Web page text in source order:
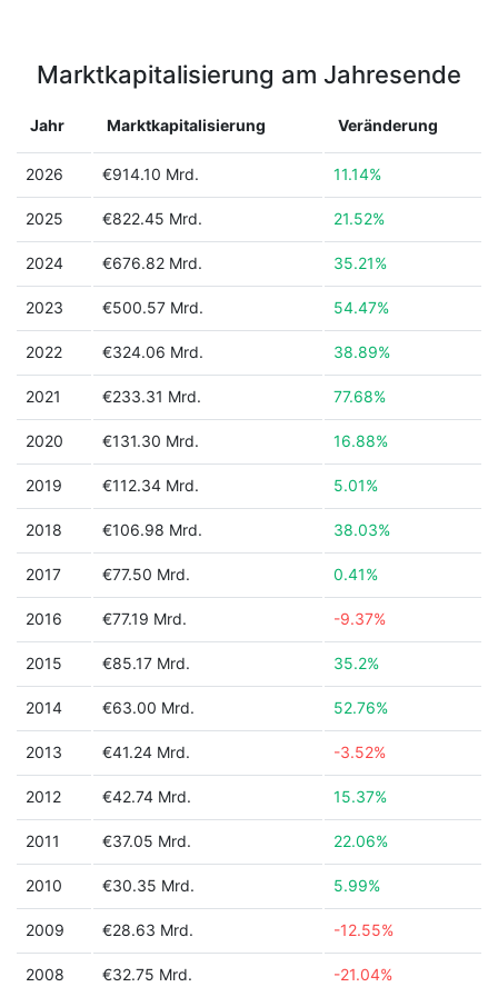
Marktkapitalisierung am Jahresende
Jahr Marktkapitalisierung Veränderung
2026 €914.10 Mrd. 11.14%
2025 €822.45 Mrd. 21.52%
2024 €676.82 Mrd. 35.21%
2023 €500.57 Mrd. 54.47%
2022 €324.06 Mrd. 38.89%
2021 €233.31 Mrd. 77.68%
2020 €131.30 Mrd. 16.88%
2019 €112.34 Mrd. 5.01%
2018 €106.98 Mrd. 38.03%
2017 €77.50 Mrd. 0.41%
2016 €77.19 Mrd. -9.37%
2015 €85.17 Mrd. 35.2%
2014 €63.00 Mrd. 52.76%
2013 €41.24 Mrd. -3.52%
2012 €42.74 Mrd. 15.37%
2011 €37.05 Mrd. 22.06%
2010 €30.35 Mrd. 5.99%
2009 €28.63 Mrd. -12.55%
2008 €32.75 Mrd. -21.04%